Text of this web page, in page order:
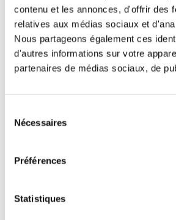
contenu et les annonces, d'offrir des
relatives aux médias sociaux et
Nous partageons également ces
d'autres informations sur votre
partenaires de médias sociaux, de
Nécessaires
Préférences
Statistiques
Question 2.
suivre - Indicatif
il